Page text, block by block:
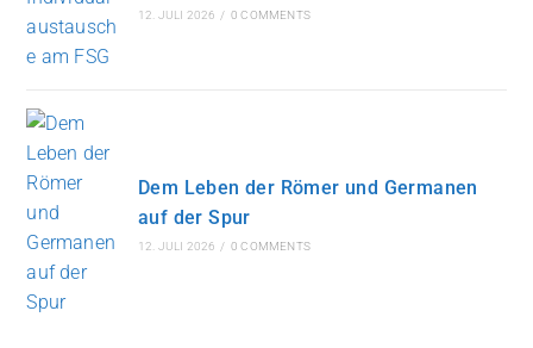
12. JULI 2026 / 0 COMMENTS
Dem Leben der Römer und Germanen
auf der Spur
12. JULI 2026 / 0 COMMENTS